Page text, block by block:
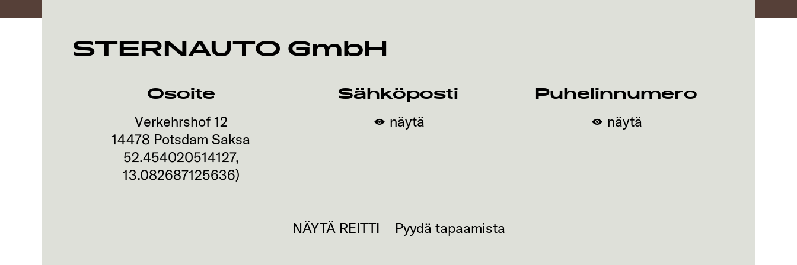
STERNAUTO GmbH
Osoite
Verkehrshof 12
14478 Potsdam Saksa
52.454020514127,
13.082687125636)
Sähköposti
näytä
Puhelinnumero
näytä
NÄYTÄ REITTI Pyydä tapaamista